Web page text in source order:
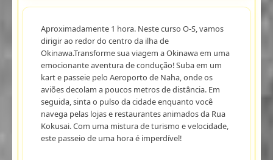
Aproximadamente 1 hora. Neste curso O-S, vamos
dirigir ao redor do centro da ilha de
Okinawa.Transforme sua viagem a Okinawa em uma
emocionante aventura de condução! Suba em um
kart e passeie pelo Aeroporto de Naha, onde os
aviões decolam a poucos metros de distância. Em
seguida, sinta o pulso da cidade enquanto você
navega pelas lojas e restaurantes animados da Rua
Kokusai. Com uma mistura de turismo e velocidade,
este passeio de uma hora é imperdível!